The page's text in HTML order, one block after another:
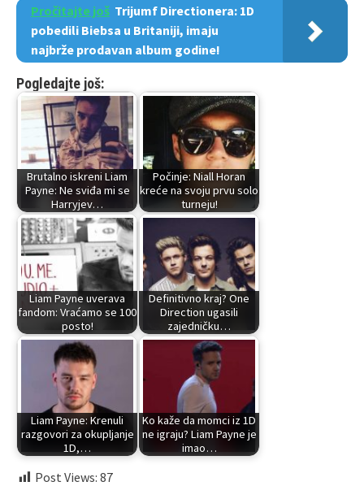
Pročitajte još Trijumf Directionera: 1D
pobedili Biebsa u Britaniji, imaju
najbrže prodavan album godine!
Pogledajte još:
Brutalno iskreni Liam
Payne: Ne sviđa mi se
Harryjev…
Počinje: Niall Horan
kreće na svoju prvu solo
turneju!
Liam Payne uverava
fandom: Vraćamo se 100
posto!
Definitivno kraj? One
Direction ugasili
zajedničku…
Liam Payne: Krenuli
razgovori za okupljanje
1D,…
Ko kaže da momci iz 1D
ne igraju? Liam Payne je
imao…
Post Views: 87